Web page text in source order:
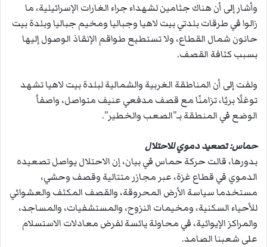
وأشار إلى أن هناك جثامين لشهداء جراء الغارات الإسرائيلية، ما
زالوا في طرقات بلدتي بيت لاهيا وجباليا ومخيم جباليا وبلدة بيت
حانون شمال القطاع، ولا تستطيع طواقم الإنقاذ الوصول إليها
بسبب كثافة القصف.
ولفت إلى أن المناطقة الغربية والشمالية لبلدة بيت لاهيا تشهد
توغلًا بريًا، تزامنًا مع قصف مدفعي عنيف متواصل، واصفاً
الوضع في المنطقة بـ”الصعب والخطير”.
حماس: تصعيد دموي للاحتلال
بدورها، قالت حركة حماس في بيان، إن الاحتلال يواصل تصعيده
الدموي في قطاع غزة، عبر مجازر متتالية وقصف وحشي،
مستخدما سياسة الأرض المحروقة، والقصف المكثف والعشوائي
للأحياء السكنية، ومخيمات النزوح، والمستشفيات، والمساجد،
والمراكز الإيوائية، في محاولة يائسة لفرض معادلات الاستسلام
على شعبنا الصامد.